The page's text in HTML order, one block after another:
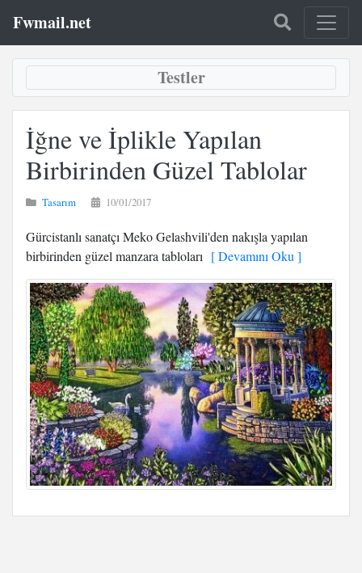
Fwmail.net
Testler
İğne ve İplikle Yapılan
Birbirinden Güzel Tablolar
Tasarım 10/01/2017
Gürcistanlı sanatçı Meko Gelashvili'den nakışla yapılan
birbirinden güzel manzara tabloları [ Devamını Oku ]